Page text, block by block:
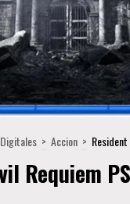
> Accion >
Requiem